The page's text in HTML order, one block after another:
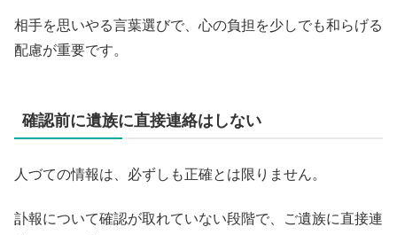
相手を思いやる言葉選びで、心の負担を少しでも和らげる
配慮が重要です。
確認前に遺族に直接連絡はしない
人づての情報は、必ずしも正確とは限りません。
訃報について確認が取れていない段階で、ご遺族に直接連